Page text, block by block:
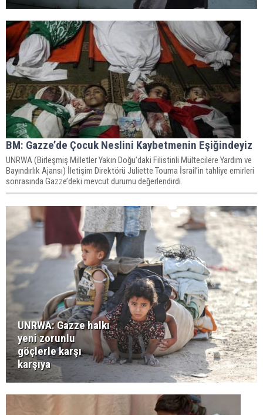
BM: Gazze’de Çocuk Neslini Kaybetmenin Eşiğindeyiz
UNRWA (Birleşmiş Milletler Yakın Doğu'daki Filistinli Mültecilere Yardım ve
Bayındırlık Ajansı) İletişim Direktörü Juliette Touma İsrail’in tahliye emirleri
sonrasında Gazze’deki mevcut durumu değerlendirdi.
UNRWA: Gazze halkı
yeni zorunlu
göçlerle karşı
karşıya